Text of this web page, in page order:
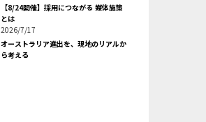
【8/24開催】採用につながる 媒体施策
とは
2026/7/17
オーストラリア進出を、現地のリアルか
ら考える